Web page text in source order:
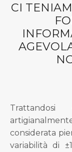
CI
considerata
variabilità di